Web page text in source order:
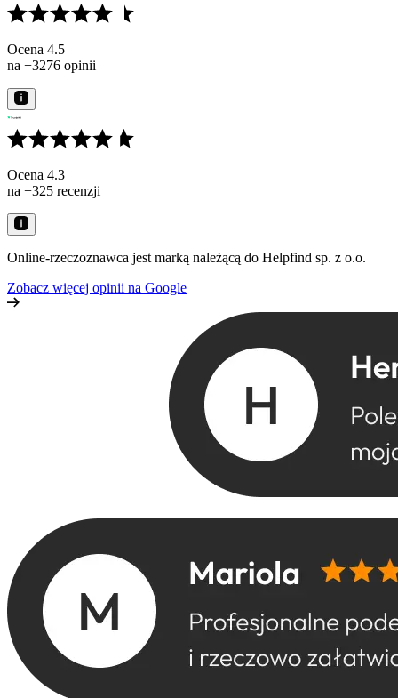
Ocena 4.5
na +3276 opinii
Ocena 4.3
na +325 recenzji
Online-rzeczoznawca jest marką należącą do Helpfind sp. z o.o.
Zobacz więcej opinii na Google